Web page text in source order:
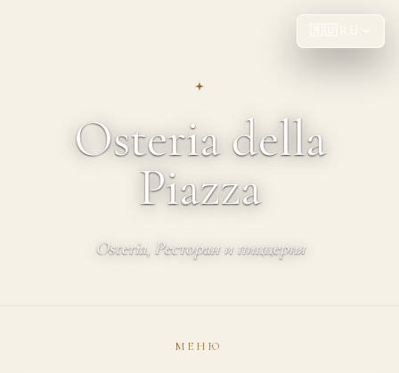
Osteria della
Piazza
Osteria, Ресторан и пиццерия
МЕНЮ